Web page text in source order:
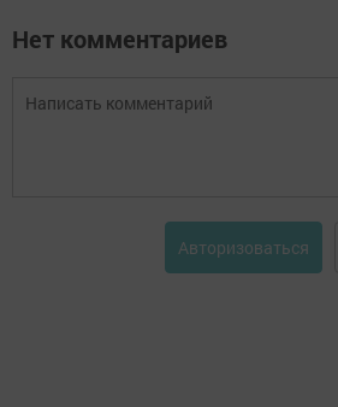
Нет комментариев
Авторизоваться